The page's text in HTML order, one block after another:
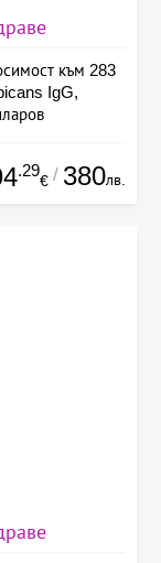
към 283
IgG,
.29
€ / 380лв.